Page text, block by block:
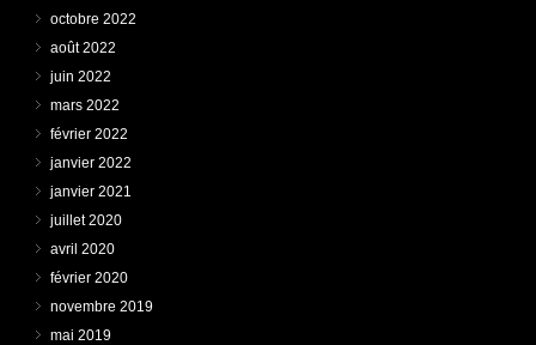
octobre 2022
août 2022
juin 2022
mars 2022
février 2022
janvier 2022
janvier 2021
juillet 2020
avril 2020
février 2020
novembre 2019
mai 2019